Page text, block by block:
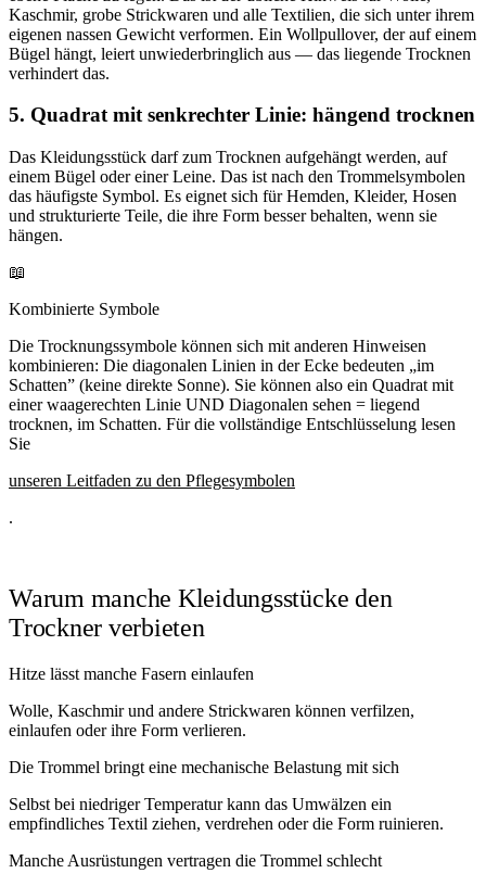
Kaschmir, grobe Strickwaren und alle Textilien, die sich unter ihrem
eigenen nassen Gewicht verformen. Ein Wollpullover, der auf einem
Bügel hängt, leiert unwiederbringlich aus — das liegende Trocknen
verhindert das.
5. Quadrat mit senkrechter Linie: hängend trocknen
Das Kleidungsstück darf zum Trocknen aufgehängt werden, auf
einem Bügel oder einer Leine. Das ist nach den Trommelsymbolen
das häufigste Symbol. Es eignet sich für Hemden, Kleider, Hosen
und strukturierte Teile, die ihre Form besser behalten, wenn sie
hängen.
📖
Kombinierte Symbole
Die Trocknungssymbole können sich mit anderen Hinweisen
kombinieren: Die diagonalen Linien in der Ecke bedeuten „im
Schatten” (keine direkte Sonne). Sie können also ein Quadrat mit
einer waagerechten Linie UND Diagonalen sehen = liegend
trocknen, im Schatten. Für die vollständige Entschlüsselung lesen
Sie
unseren Leitfaden zu den Pflegesymbolen
.
Warum manche Kleidungsstücke den
Trockner verbieten
Hitze lässt manche Fasern einlaufen
Wolle, Kaschmir und andere Strickwaren können verfilzen,
einlaufen oder ihre Form verlieren.
Die Trommel bringt eine mechanische Belastung mit sich
Selbst bei niedriger Temperatur kann das Umwälzen ein
empfindliches Textil ziehen, verdrehen oder die Form ruinieren.
Manche Ausrüstungen vertragen die Trommel schlecht